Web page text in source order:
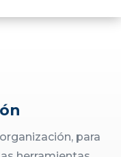
para